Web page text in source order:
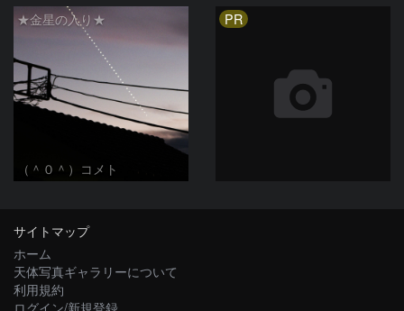
★金星の入り★
（＾０＾）コメト
PR
サイトマップ
ホーム
天体写真ギャラリーについて
利用規約
ログイン/新規登録